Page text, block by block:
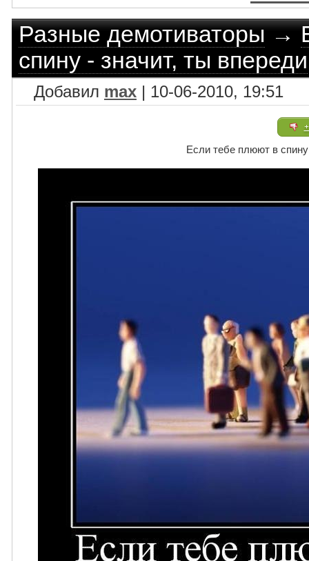
Разные демотиваторы→
спину - значит, ты впереди
Добавил max | 10-06-2010, 19:51
Если тебе плюют в